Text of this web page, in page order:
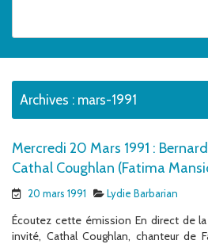
Archives : mars-1991
Mercredi 20 Mars 1991 :
Cathal Coughlan (Fatima
20 mars 1991 Lydie Barbarian
Écoutez cette émission En direct de
invité, Cathal Coughlan, chanteur de